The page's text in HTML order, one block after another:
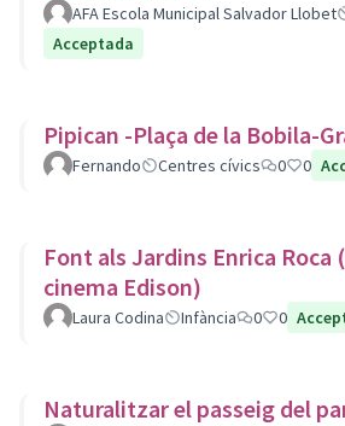
AFA Escola Municipal Salvador Llobet
Acceptada
Pipican -Plaça de la Bobila-
Fernando Centres cívics 0 0
Font als Jardins Enrica Roca
cinema Edison)
Laura Codina Infància 0 0
Naturalitzar el passeig del